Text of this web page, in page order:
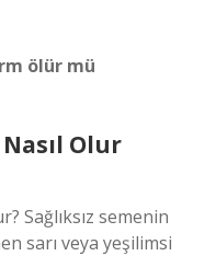
ölür mü
Olur
Sağlıksız semenin
sarı veya yeşilimsi